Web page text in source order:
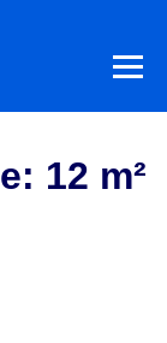
12 m²